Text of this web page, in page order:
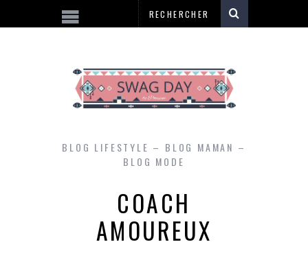
BLOG LIFESTYLE – BLOG MAMAN –
BLOG MODE
COACH
AMOUREUX